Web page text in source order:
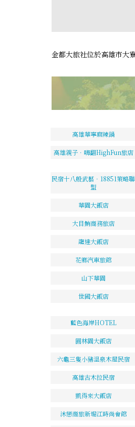
金都大旅社位於高雄市大
高雄華寧麻辣鍋
高雄親子．嗨翻HighFun旅店
民宿十八般武藝‧18851策略聯
盟
華園大飯店
大目鮪商務旅店
龍達大飯店
花鄉汽車旅館
山下華園
世國大飯店
藍色海岸HOTEL
圓林園大飯店
六龜三隻小豬溫泉木屋民宿
高雄古木拉民宿
凱得來大飯店
沐戀商旅新堀江時尚會館